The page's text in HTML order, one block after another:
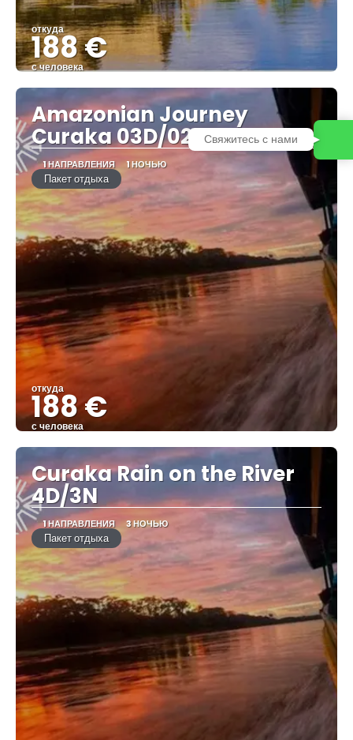
откуда
188 €
с человека
Видеть
Amazonian Journey
Curaka 03D/02N
1 НАПРАВЛЕНИЯ 1 НОЧЬЮ
Пакет отдыха
откуда
188 €
с человека
Видеть
Curaka Rain on the River
4D/3N
1 НАПРАВЛЕНИЯ 3 НОЧЬЮ
Пакет отдыха
Свяжитесь с нами